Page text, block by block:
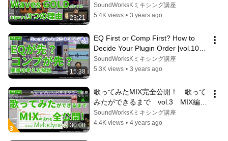
23:21
る3つの理由 [難しさ：やさしい
vol.085]
SoundWorksKミキシング講座
5.4K views • 3 years ago
15:38
EQ First or Comp First? How to
Decide Your Plugin Order [vol.106
Difficulty: Easy] Utattemita Mix...
SoundWorksKミキシング講座
5.3K views • 3 years ago
30:08
歌ってみたMIX完全公開！　歌って
みたができるまで　vol.3　MIX編1
Melodyneでピッチ・タイミング修
正 [難しさ：やさしい] 歌ってみた
SoundWorksKミキシング講座
4.4K views • 4 years ago